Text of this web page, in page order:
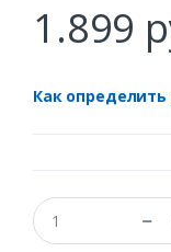
1.899
Как определить